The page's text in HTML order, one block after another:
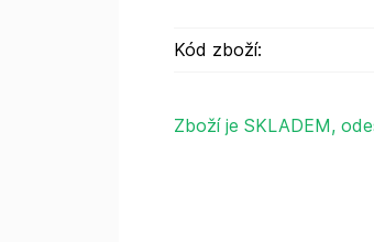
Kód zboží:
Zboží je SKLADEM,